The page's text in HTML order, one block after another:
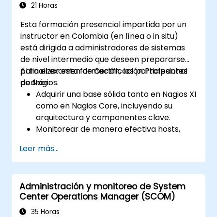
21 Horas
Esta formación presencial impartida por un
instructor en Colombia (en línea o in situ)
está dirigida a administradores de sistemas
de nivel intermedio que deseen prepararse
para el examen de Certificación Profesional
de Nagios.
Al finalizar esta formación, los participantes
podrán:
Adquirir una base sólida tanto en Nagios XI
como en Nagios Core, incluyendo su
arquitectura y componentes clave.
Monitorear de manera efectiva hosts,
Nagios.
Utilizar Nagios para visualización de datos,
paneles de control y generación de
informes.
Presentar el examen de Certificación
Profesional de Nagios con confianza.
Leer más...
Administración y monitoreo de System
Center Operations Manager (SCOM)
35 Horas